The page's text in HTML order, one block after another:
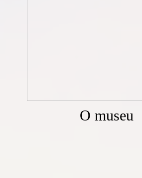
O museu